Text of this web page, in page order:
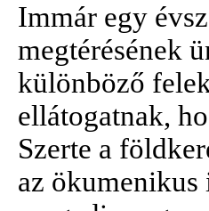
Immár egy
megtérésének
különböző
ellátogatnak,
Szerte a
az ökumenikus